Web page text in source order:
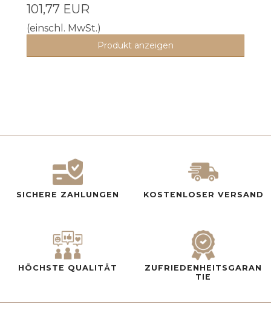
101,77 EUR
(einschl. MwSt.)
Produkt anzeigen
SICHERE ZAHLUNGEN KOSTENLOSER VERSAND
HÖCHSTE QUALITÄT
ZUFRIEDENHEITSGARAN
TIE